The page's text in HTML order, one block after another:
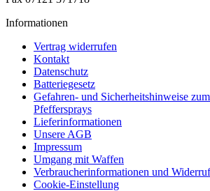
Informationen
Vertrag widerrufen
Kontakt
Datenschutz
Batteriegesetz
Gefahren- und Sicherheitshinweise
Pfeffersprays
Lieferinformationen
Unsere AGB
Impressum
Umgang mit Waffen
Verbraucherinformationen und
Cookie-Einstellung